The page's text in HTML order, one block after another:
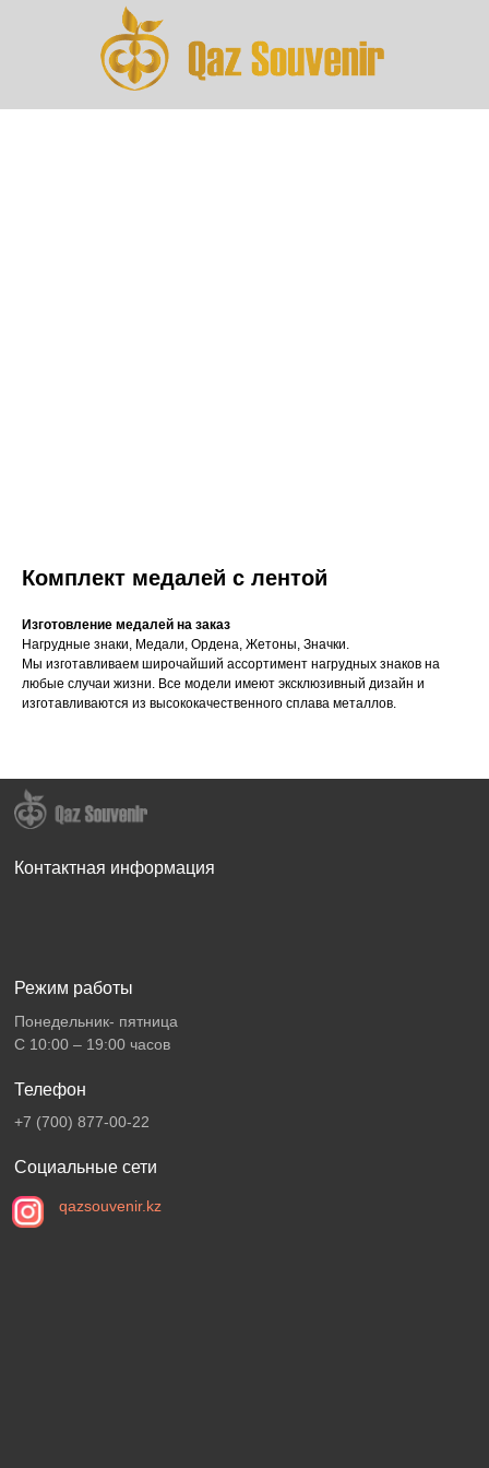
Комплект медалей с лентой
Изготовление медалей на заказ
Нагрудные знаки, Медали, Ордена, Жетоны, Значки.
Мы изготавливаем широчайший ассортимент нагрудных знаков на
любые случаи жизни. Все модели имеют эксклюзивный дизайн и
изготавливаются из высококачественного сплава металлов.
Контактная информация
Режим работы
Понедельник- пятница
С 10:00 – 19:00 часов
Телефон
+7 (700) 877-00-22
Социальные сети
qazsouvenir.kz